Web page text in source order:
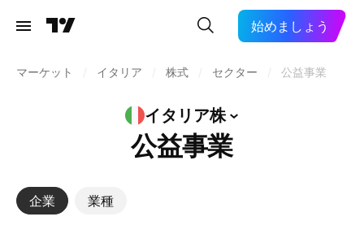
始めましょう
マーケット イタリア 株式 セクター 公益事業
イタリア株
公益事業
企業 業種